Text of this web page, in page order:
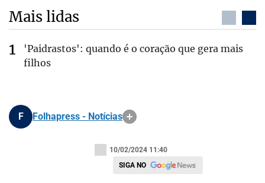
Mais lidas
'Paidrastos': quando é o coração que gera mais
filhos
F Folhapress - Notícias
10/02/2024 11:40
SIGA NO